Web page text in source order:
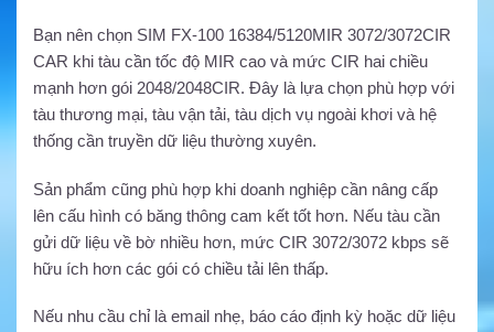
Bạn nên chọn SIM FX-100 16384/5120MIR 3072/3072CIR
CAR khi tàu cần tốc độ MIR cao và mức CIR hai chiều
mạnh hơn gói 2048/2048CIR. Đây là lựa chọn phù hợp với
tàu thương mại, tàu vận tải, tàu dịch vụ ngoài khơi và hệ
thống cần truyền dữ liệu thường xuyên.
Sản phẩm cũng phù hợp khi doanh nghiệp cần nâng cấp
lên cấu hình có băng thông cam kết tốt hơn. Nếu tàu cần
gửi dữ liệu về bờ nhiều hơn, mức CIR 3072/3072 kbps sẽ
hữu ích hơn các gói có chiều tải lên thấp.
Nếu nhu cầu chỉ là email nhẹ, báo cáo định kỳ hoặc dữ liệu